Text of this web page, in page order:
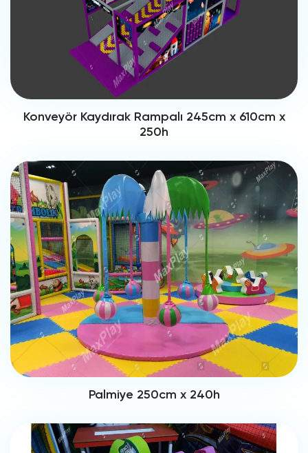
Konveyör Kaydırak Rampalı 245cm x 610cm x
250h
Palmiye 250cm x 240h